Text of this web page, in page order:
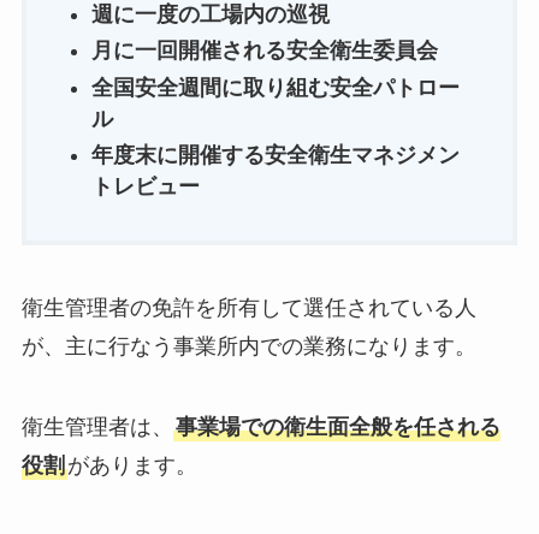
週に一度の工場内の巡視
月に一回開催される安全衛生委員会
全国安全週間に取り組む安全パトロー
ル
年度末に開催する安全衛生マネジメン
トレビュー
衛生管理者の免許を所有して選任されている人
が、主に行なう事業所内での業務になります。
衛生管理者は、 事業場での衛生面全般を任される
役割があります。